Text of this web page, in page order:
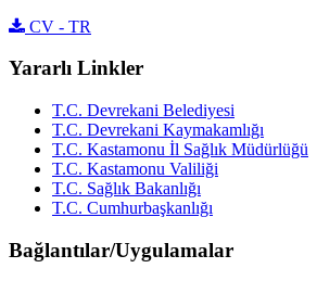
CV - TR
Yararlı Linkler
T.C. Devrekani Belediyesi
T.C. Devrekani Kaymakamlığı
T.C. Kastamonu İl Sağlık Müdürlüğü
T.C. Kastamonu Valiliği
T.C. Sağlık Bakanlığı
T.C. Cumhurbaşkanlığı
Bağlantılar/Uygulamalar